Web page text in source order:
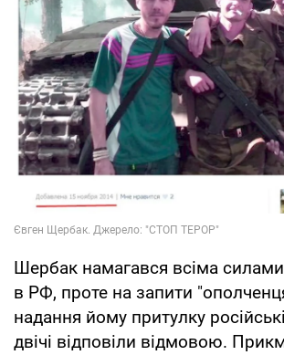
Шербак намагався всіма
в РФ, проте на запити
надання йому притулку
двічі відповіли відмовою.